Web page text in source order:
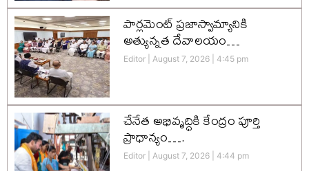
పార్లమెంట్ ప్రజాస్వామ్యానికి
అత్యున్నత దేవాలయం…
Editor August 7, 2026 4:45 pm
చేనేత అభివృద్ధికి కేంద్రం పూర్తి
ప్రాధాన్యం….
Editor August 7, 2026 4:44 pm